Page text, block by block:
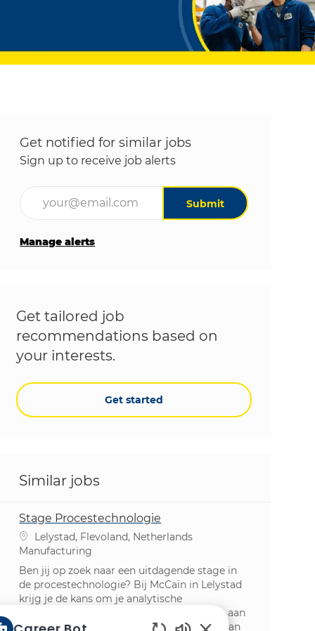
Get notified for similar jobs
Sign up to receive job alerts
Submit
Manage alerts
Get tailored job
recommendations based on
your interests.
Get started
Similar jobs
Stage Procestechnologie
Location
Lelystad, Flevoland, Netherlands
Category
Manufacturing
Ben jij op zoek naar een uitdagende stage in
de procestechnologie? Bij McCain in Lelystad
krijg je de kans om je analytische
vaardigheden in te zetten en bij te dragen aan
innovatieve procesverbeteringen. Sluit je aan